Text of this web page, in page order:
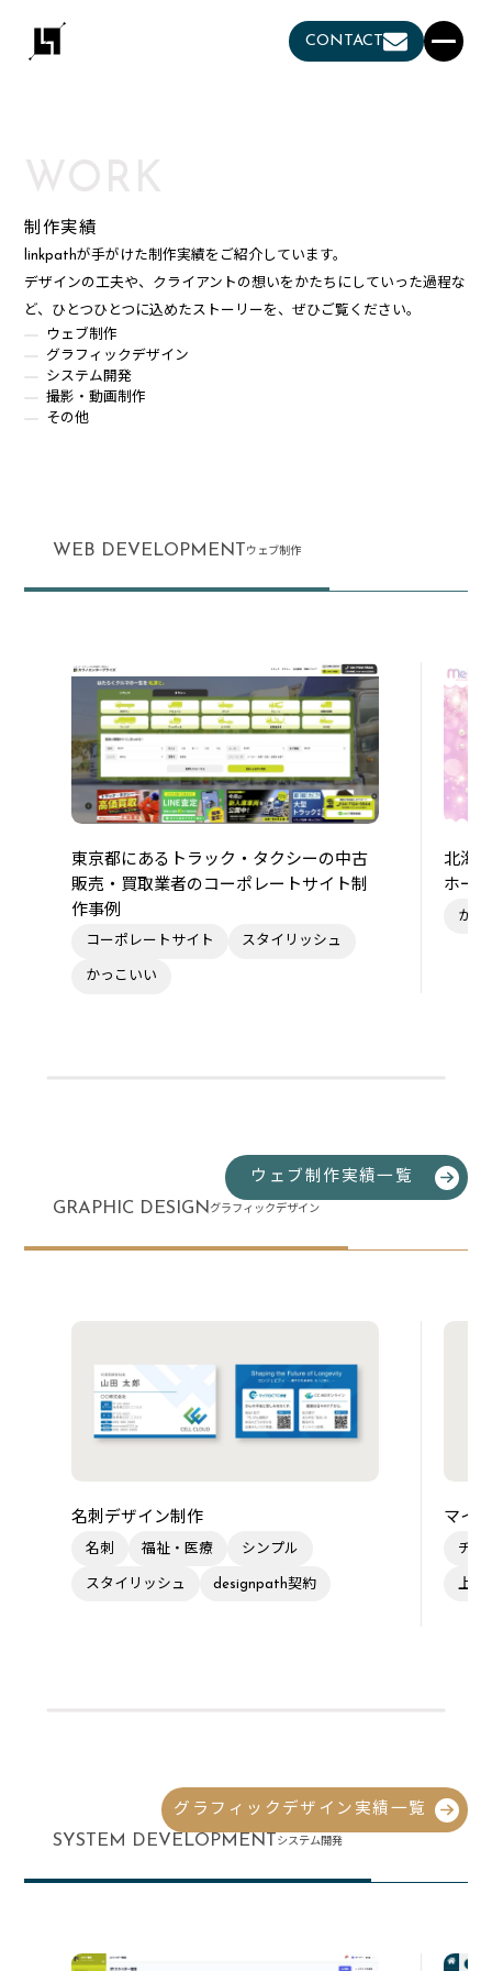
CONTACT
制作実績
WORK
linkpathが手がけた制作実績をご紹介しています。
デザインの工夫や、クライアントの想いをかたちにしていった過程な
ど、ひとつひとつに込めたストーリーを、ぜひご覧ください。
ウェブ制作
グラフィックデザイン
システム開発
撮影・動画制作
その他
WEB DEVELOPMENT ウェブ制作
東京都にあるトラック・タクシーの中古
販売・買取業者のコーポレートサイト制
作事例
コーポレートサイト スタイリッシュ
かっこいい
北海
ホー
かわ
ウェブ制作実績一覧
GRAPHIC DESIGN グラフィックデザイン
名刺デザイン制作
名刺 福祉・医療 シンプル
スタイリッシュ designpath契約
マイ
チラ
上品
グラフィックデザイン実績一覧
SYSTEM DEVELOPMENT システム開発